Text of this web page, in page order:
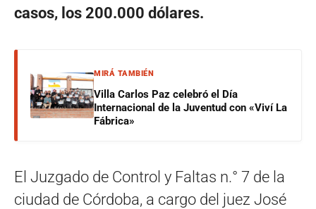
casos, los 200.000 dólares.
MIRÁ TAMBIÉN
Villa Carlos Paz celebró el Día
Internacional de la Juventud con «Viví La
Fábrica»
El Juzgado de Control y Faltas n.° 7 de la
ciudad de Córdoba, a cargo del juez José